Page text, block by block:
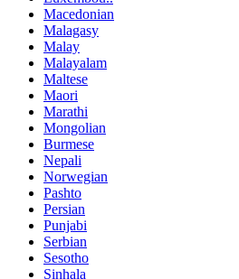
Macedonian
Malagasy
Malay
Malayalam
Maltese
Maori
Marathi
Mongolian
Burmese
Nepali
Norwegian
Pashto
Persian
Punjabi
Serbian
Sesotho
Sinhala